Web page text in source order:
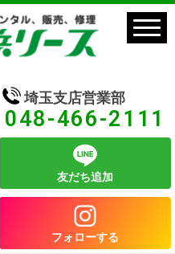
埼玉支店営業部
048-466-2111
友だち追加
フォローする